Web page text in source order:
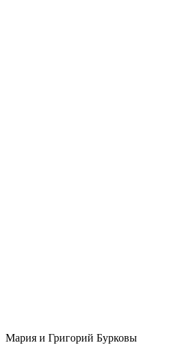
Мария и Григорий Бурковы